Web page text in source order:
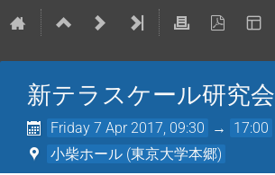
新テラスケール研究会
Friday 7 Apr 2017, 09:30 → 17:00
小柴ホール (東京大学本郷)